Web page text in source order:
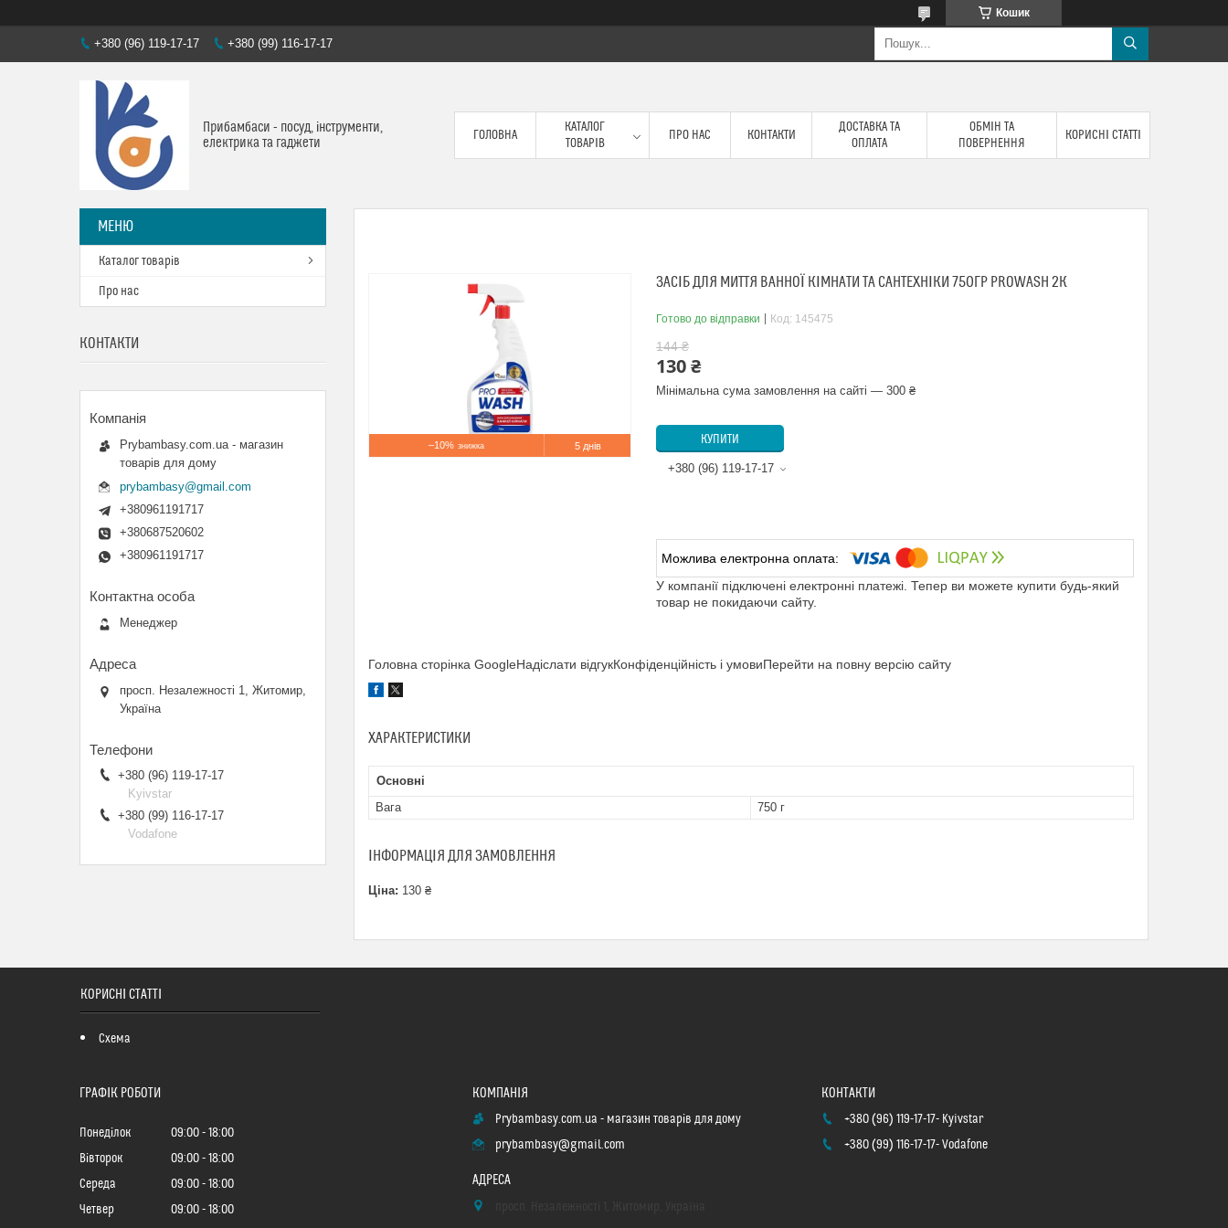
Кошик
+380 (96) 119-17-17 +380 (99) 116-17-17
Прибамбаси - посуд, інструменти,
електрика та гаджети
ГОЛОВНА
КАТАЛОГ
ТОВАРІВ
ПРО НАС КОНТАКТИ
ДОСТАВКА ТА
ОПЛАТА
ОБМІН ТА
ПОВЕРНЕННЯ
КОРИСНІ СТАТТІ
–10% 5 днів
ЗАСІБ ДЛЯ МИТТЯ ВАННОЇ КІМНАТИ ТА САНТЕХНІКИ 750ГР PROWASH 2К
Готово до відправки Код: 145475
144 ₴
130 ₴
Мінімальна сума замовлення на сайті — 300 ₴
КУПИТИ
+380 (96) 119-17-17
У компанії підключені електронні платежі. Тепер ви можете купити будь-який
товар не покидаючи сайту.
Головна сторінка GoogleНадіслати відгукКонфіденційність і умовиПерейти на повну версію сайту
ХАРАКТЕРИСТИКИ
Основні
Вага
750 г
ІНФОРМАЦІЯ ДЛЯ ЗАМОВЛЕННЯ
Ціна: 130 ₴
Каталог товарів
Про нас
КОНТАКТИ
Prybambasy.com.ua - магазин
товарів для дому
prybambasy@gmail.com
+380961191717
+380687520602
+380961191717
Менеджер
просп. Незалежності 1, Житомир,
Україна
+380 (96) 119-17-17
Kyivstar
+380 (99) 116-17-17
Vodafone
КОРИСНІ СТАТТІ
Схема
ГРАФІК РОБОТИ
Понеділок 09:00
18:00
Вівторок
09:00
18:00
Середа
09:00
18:00
Четвер
09:00 18:00
Prybambasy.com.ua - магазин товарів для дому
prybambasy@gmail.com
+380 (96) 119-17-17 Kyivstar
+380 (99) 116-17-17 Vodafone